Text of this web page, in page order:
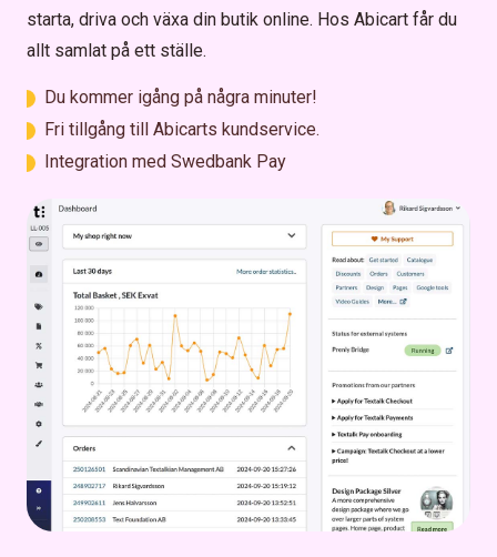
starta, driva och växa din butik online. Hos Abicart får du
allt samlat på ett ställe.
Du kommer igång på några minuter!
Fri tillgång till Abicarts kundservice.
Integration med Swedbank Pay